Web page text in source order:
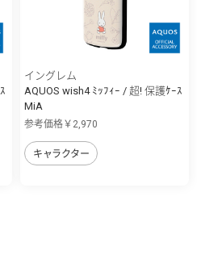
イングレム
AQUOS wish4 ﾐｯﾌｨｰ / 超! 保護ｹｰｽ
MiA
参考価格￥2,970
キャラクター